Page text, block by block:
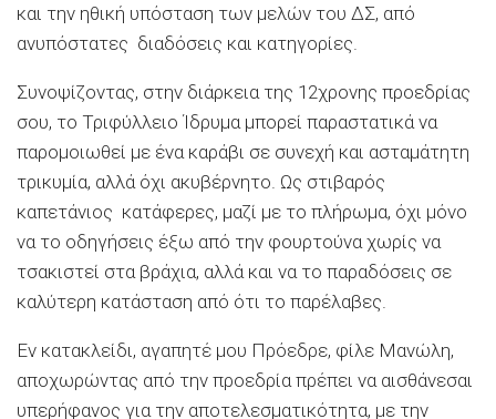
και την ηθική υπόσταση των μελών του ΔΣ, από
ανυπόστατες διαδόσεις και κατηγορίες.
Συνοψίζοντας, στην διάρκεια της 12χρονης προεδρίας
σου, το Τριφύλλειο Ίδρυμα μπορεί παραστατικά να
παρομοιωθεί με ένα καράβι σε συνεχή και ασταμάτητη
τρικυμία, αλλά όχι ακυβέρνητο. Ως στιβαρός
καπετάνιος κατάφερες, μαζί με το πλήρωμα, όχι μόνο
να το οδηγήσεις έξω από την φουρτούνα χωρίς να
τσακιστεί στα βράχια, αλλά και να το παραδόσεις σε
καλύτερη κατάσταση από ότι το παρέλαβες.
Εν κατακλείδι, αγαπητέ μου Πρόεδρε, φίλε Μανώλη,
αποχωρώντας από την προεδρία πρέπει να αισθάνεσαι
υπερήφανος για την αποτελεσματικότητα, με την